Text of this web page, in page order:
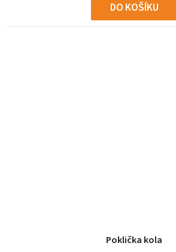
DO KOŠÍKU
Poklička kola